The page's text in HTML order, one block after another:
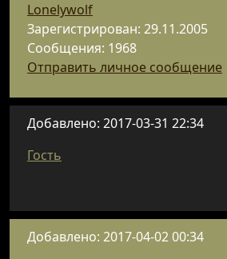
Lonelywolf
Зарегистрирован: 29.11.2005
Сообщения: 1968
Отправить личное сообщение
Добавлено: 2017-03-31 22:34
Гость
Добавлено: 2017-04-02 00:34